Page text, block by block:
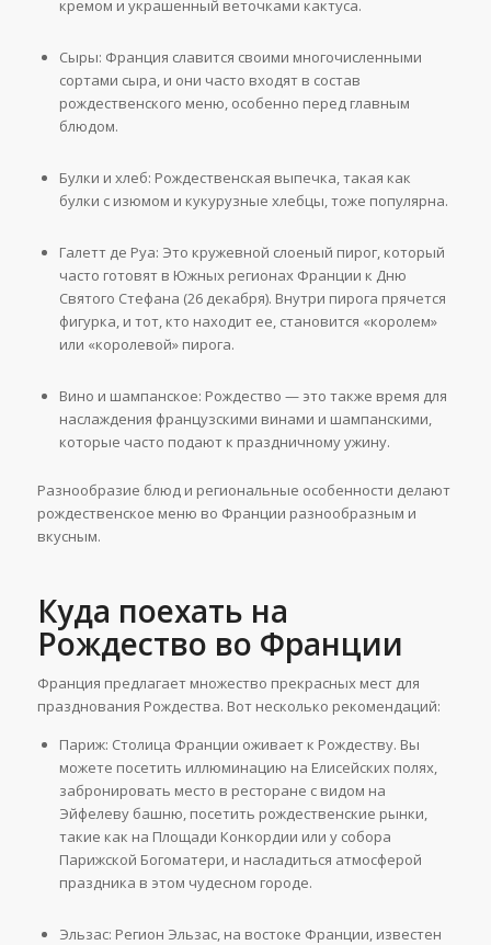
кремом и украшенный веточками кактуса.
Сыры: Франция славится своими многочисленными
сортами сыра, и они часто входят в состав
рождественского меню, особенно перед главным
блюдом.
Булки и хлеб: Рождественская выпечка, такая как
булки с изюмом и кукурузные хлебцы, тоже популярна.
Галетт де Руа: Это кружевной слоеный пирог, который
часто готовят в Южных регионах Франции к Дню
Святого Стефана (26 декабря). Внутри пирога прячется
фигурка, и тот, кто находит ее, становится «королем»
или «королевой» пирога.
Вино и шампанское: Рождество — это также время для
наслаждения французскими винами и шампанскими,
которые часто подают к праздничному ужину.
Разнообразие блюд и региональные особенности делают
рождественское меню во Франции разнообразным и
вкусным.
Куда поехать на
Рождество во Франции
Франция предлагает множество прекрасных мест для
празднования Рождества. Вот несколько рекомендаций:
Париж: Столица Франции оживает к Рождеству. Вы
можете посетить иллюминацию на Елисейских полях,
забронировать место в ресторане с видом на
Эйфелеву башню, посетить рождественские рынки,
такие как на Площади Конкордии или у собора
Парижской Богоматери, и насладиться атмосферой
праздника в этом чудесном городе.
Эльзас: Регион Эльзас, на востоке Франции, известен